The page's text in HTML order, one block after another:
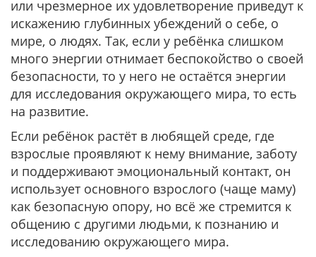
или чрезмерное их удовлетворение приведут к
искажению глубинных убеждений о себе, о
мире, о людях. Так, если у ребёнка слишком
много энергии отнимает беспокойство о своей
безопасности, то у него не остаётся энергии
для исследования окружающего мира, то есть
на развитие.
Если ребёнок растёт в любящей среде, где
взрослые проявляют к нему внимание, заботу
и поддерживают эмоциональный контакт, он
использует основного взрослого (чаще маму)
как безопасную опору, но всё же стремится к
общению с другими людьми, к познанию и
исследованию окружающего мира.